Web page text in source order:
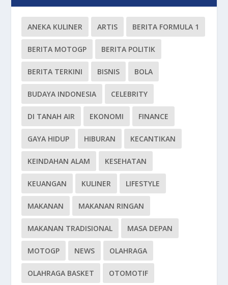
ANEKA KULINER ARTIS BERITA FORMULA 1
BERITA MOTOGP BERITA POLITIK
BERITA TERKINI BISNIS BOLA
BUDAYA INDONESIA CELEBRITY
DI TANAH AIR EKONOMI FINANCE
GAYA HIDUP HIBURAN KECANTIKAN
KEINDAHAN ALAM KESEHATAN
KEUANGAN KULINER LIFESTYLE
MAKANAN MAKANAN RINGAN
MAKANAN TRADISIONAL MASA DEPAN
MOTOGP NEWS OLAHRAGA
OLAHRAGA BASKET OTOMOTIF